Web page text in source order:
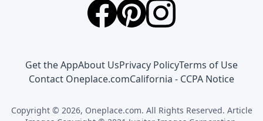
Get the AppAbout UsPrivacy PolicyTerms of Use
Contact Oneplace.comCalifornia - CCPA Notice
Copyright © 2026, Oneplace.com. All Rights Reserved. Article